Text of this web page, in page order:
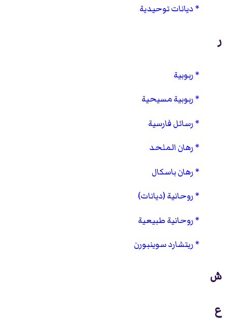
ديانات توحيدية
ر
ربوبية
ربوبية مسيحية
رسائل فارسية
رهان الملحد
رهان باسكال
روحانية (ديانات)
روحانية طبيعية
ريتشارد سوينبورن
ش
ع